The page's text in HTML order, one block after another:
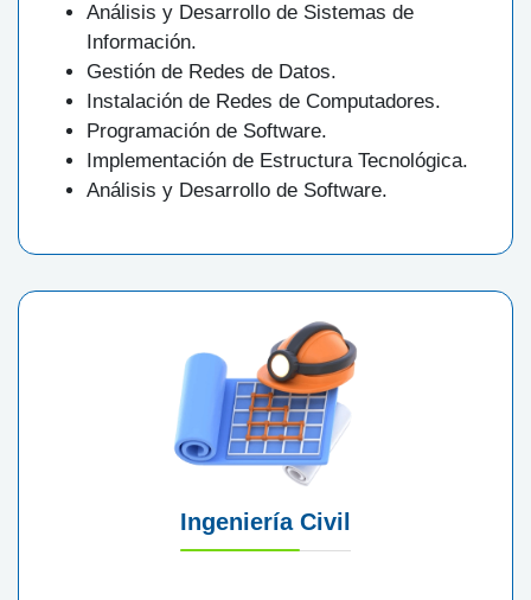
Análisis y Desarrollo de Sistemas de
Información.
Gestión de Redes de Datos.
Instalación de Redes de Computadores.
Programación de Software.
Implementación de Estructura Tecnológica.
Análisis y Desarrollo de Software.
Ingeniería Civil